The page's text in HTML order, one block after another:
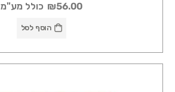
₪56.00 כולל מע"מ
הוסף לסל